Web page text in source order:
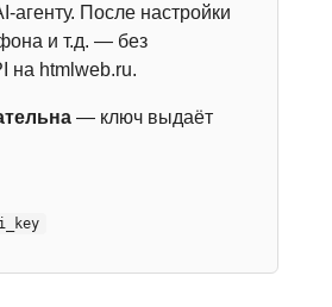
После настройки
и т.д. — без
на htmlweb.ru.
— ключ выдаёт